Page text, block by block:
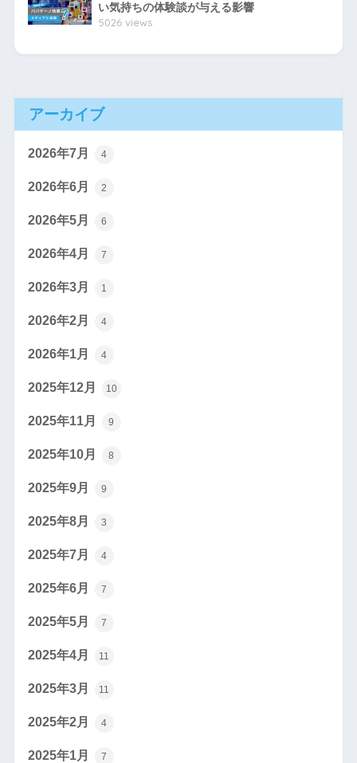
い気持ちの体験談が与える影響
5026 views
アーカイブ
2026年7月 4
2026年6月 2
2026年5月 6
2026年4月 7
2026年3月 1
2026年2月 4
2026年1月 4
2025年12月 10
2025年11月 9
2025年10月 8
2025年9月 9
2025年8月 3
2025年7月 4
2025年6月 7
2025年5月 7
2025年4月 11
2025年3月 11
2025年2月 4
2025年1月 7